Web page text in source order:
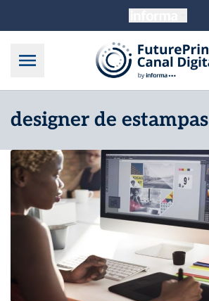
designer de estampas